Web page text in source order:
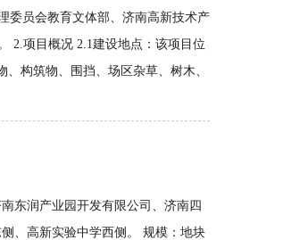
委员会教育文体部、济南高新技术产
2.项目概况 2.1建设地点：该项目位
构筑物、围挡、场区杂草、树木、
东润产业园开发有限公司、济南四
、高新实验中学西侧。 规模：地块